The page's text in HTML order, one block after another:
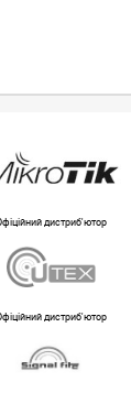
дистриб'ютор
дистриб'ютор